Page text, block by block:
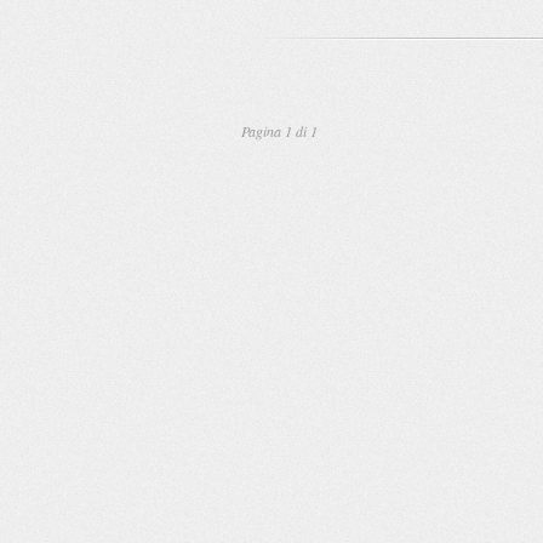
Pagina 1 di 1